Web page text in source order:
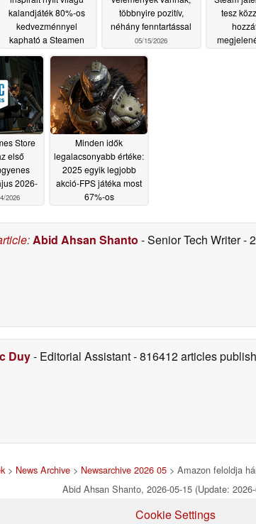
kalandjáték 80%-os
kedvezménnyel
kapható a Steamen
05/15/2026
többnyire pozitív,
néhány fenntartással
05/15/2026
tesz
Store
első
2026-
2026
Minden idők
legalacsonyabb értéke:
2025 egyik legjobb
akció-FPS játéka most
67%-os
05/14/2026
:Abid Ahsan Shanto - Senior Tech Writer-
Duy- Editorial Assistant- 816412 articles
> News Archive > Newsarchive 2026 05 > Amazon feloldja
Abid Ahsan Shanto, 2026-05-15 (Update:
Cookie Settings